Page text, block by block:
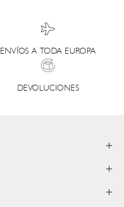
ENVÍOS A TODA EUROPA
DEVOLUCIONES